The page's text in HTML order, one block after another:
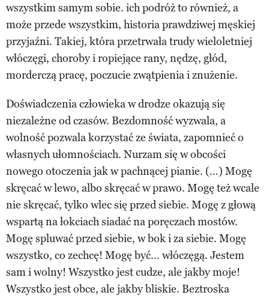
wszystkim samym sobie. ich podróż to również, a
może przede wszystkim, historia prawdziwej męskiej
przyjaźni. Takiej, która przetrwała trudy wieloletniej
włóczęgi, choroby i ropiejące rany, nędzę, głód,
morderczą pracę, poczucie zwątpienia i znużenie.
Doświadczenia człowieka w drodze okazują się
niezależne od czasów. Bezdomność wyzwala, a
wolność pozwala korzystać ze świata, zapomnieć o
własnych ułomnościach. Nurzam się w obcości
nowego otoczenia jak w pachnącej pianie. (…) Mogę
skręcać w lewo, albo skręcać w prawo. Mogę też wcale
nie skręcać, tylko wlec się przed siebie. Mogę z głową
wspartą na łokciach siadać na poręczach mostów.
Mogę spluwać przed siebie, w bok i za siebie. Mogę
wszystko, co zechcę! Mogę być… włóczęgą. Jestem
sam i wolny! Wszystko jest cudze, ale jakby moje!
Wszystko jest obce, ale jakby bliskie. Beztroska